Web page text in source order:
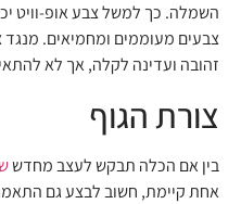
השמלה. כך למשל צבע אופ-וויט
צבעים מעוממים ומחמיאים. מנגד
זהובה ועדינה לקלה, אך לא
צורת הגוף
בין אם הכלה תבקש לעצב מחדש
אחת קיימת, חשוב לבצע גם